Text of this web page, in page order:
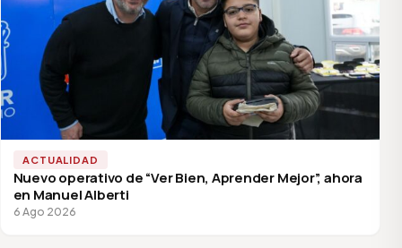
ACTUALIDAD
Nuevo operativo de “Ver Bien, Aprender Mejor”, ahora
en Manuel Alberti
6 Ago 2026